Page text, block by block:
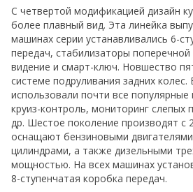
С четвертой модификацией дизайн
более плавный вид. Эта линейка
машинах серии устанавливались 6-
передач, стабилизаторы
видение и смарт-ключ. Новшество
системе подруливания задних
использовали почти все
круиз-контроль, мониторинг слепых
др. Шестое поколение производят с
оснащают бензиновыми
цилиндрами, а также дизельными
мощностью. На всех машинах
8-ступенчатая коробка передач.